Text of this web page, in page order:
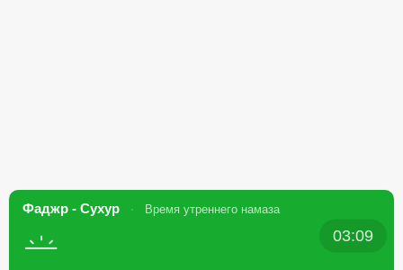
Фаджр - Сухур Время утреннего намаза
03:09